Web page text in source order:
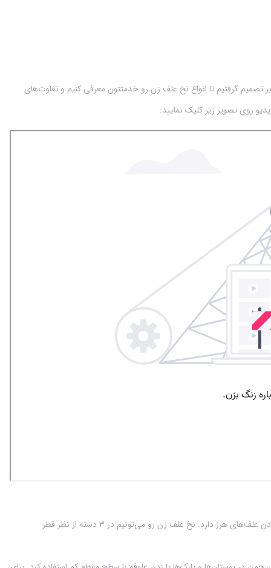
تصمیم گرفتیم تا انواع نخ علف زن رو خدمتتون معرفی کنیم و تفاوت‌های
روی تصویر زیر کلیک نمایید:
قطر نخ علف زن مهم‌ترین فاکتوری هست که در خرید نخ علفتراش باید به آن دقت شود و نقش اساسی در زدن علف‌های هرز دارد. نخ علف زن رو می‌تونیم در 3 دسته از نظر قطر